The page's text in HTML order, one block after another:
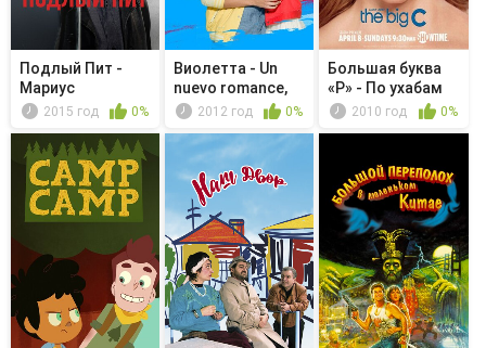
Подлый Пит -
Мариус
Йозипович
2015 год 0%
Виолетта - Un
nuevo romance,
una canción
2012 год 0%
Большая буква
«Р» - По ухабам
2010 год 0%